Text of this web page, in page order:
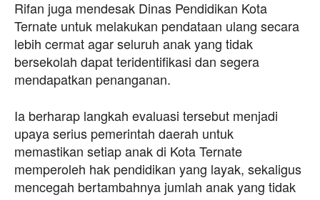
Rifan juga mendesak Dinas Pendidikan Kota
Ternate untuk melakukan pendataan ulang secara
lebih cermat agar seluruh anak yang tidak
bersekolah dapat teridentifikasi dan segera
mendapatkan penanganan.
Ia berharap langkah evaluasi tersebut menjadi
upaya serius pemerintah daerah untuk
memastikan setiap anak di Kota Ternate
memperoleh hak pendidikan yang layak, sekaligus
mencegah bertambahnya jumlah anak yang tidak